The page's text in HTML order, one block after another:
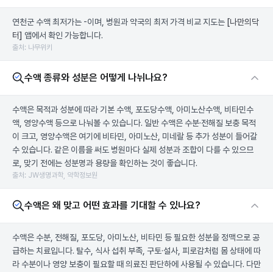
연천군 수액 최저가는 -이며, 병원과 약국의 최저 가격 비교 지도는 [나만의닥
터] 앱에서 확인 가능합니다.
출처: 나무위키
수액 종류와 성분은 어떻게 나뉘나요?
수액은 목적과 성분에 따라 기본 수액, 포도당수액, 아미노산수액, 비타민수
액, 영양수액 등으로 나눠볼 수 있습니다. 일반 수액은 수분·전해질 보충 목적
이 크고, 영양수액은 여기에 비타민, 아미노산, 미네랄 등 추가 성분이 들어갈
수 있습니다. 같은 이름을 써도 병원마다 실제 성분과 조합이 다를 수 있으므
로, 맞기 전에는 성분명과 용량을 확인하는 것이 좋습니다.
출처: JW생명과학, 약학정보원
수액은 왜 맞고 어떤 효과를 기대할 수 있나요?
수액은 수분, 전해질, 포도당, 아미노산, 비타민 등 필요한 성분을 정맥으로 공
급하는 치료입니다. 탈수, 식사 섭취 부족, 구토·설사, 피로감처럼 몸 상태에 따
라 수분이나 영양 보충이 필요할 때 의료진 판단하에 사용될 수 있습니다. 다만